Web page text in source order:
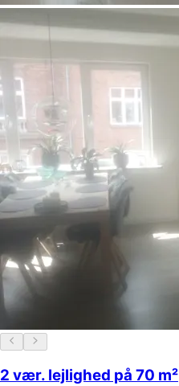
2 vær. lejlighed på 70 m²